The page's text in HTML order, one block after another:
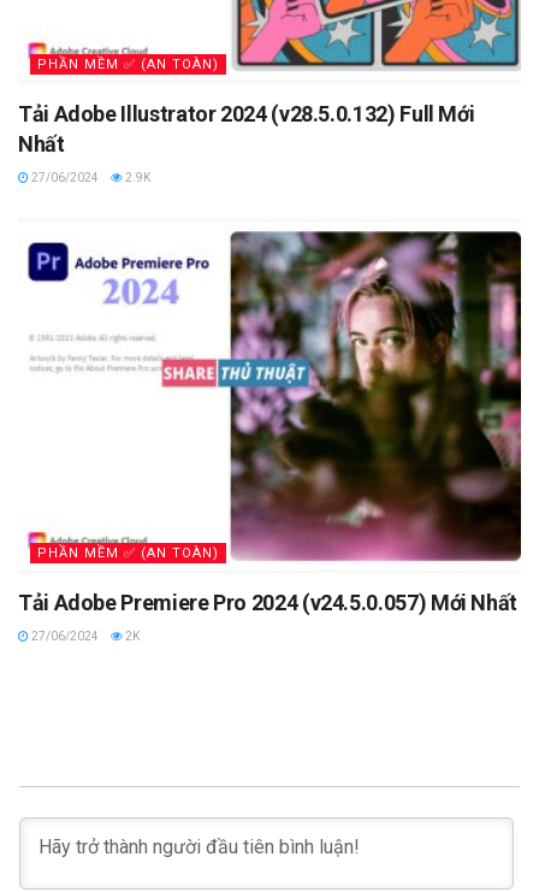
PHẦN MỀM ✅ (AN TOÀN)
Tải Adobe Illustrator 2024 (v28.5.0.132) Full Mới
Nhất
27/06/2024 2.9K
PHẦN MỀM ✅ (AN TOÀN)
Tải Adobe Premiere Pro 2024 (v24.5.0.057) Mới Nhất
27/06/2024 2K